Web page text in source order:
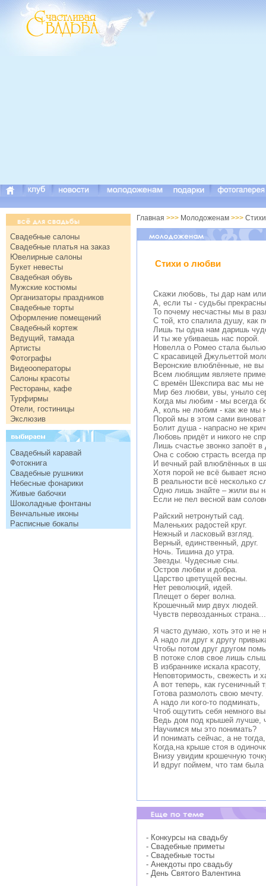
Свадебные салоны
Свадебные платья на заказ
Ювелирные салоны
Букет невесты
Свадебная обувь
Мужские костюмы
Организаторы праздников
Свадебные торты
Оформление помещений
Свадебный кортеж
Ведущий, тамада
Артисты
Фотографы
Видеооператоры
Салоны красоты
Рестораны, кафе
Турфирмы
Отели, гостиницы
Экслюзив
Свадебный каравай
Фотокнига
Свадебные рушники
Небесные фонарики
Живые бабочки
Шоколадные фонтаны
Венчальные иконы
Расписные бокалы
Главная >>> Молодоженам >>>
Стихи о любви
Скажи любовь, ты дар нам
А, если ты - судьбы
То почему несчастны мы в
С той, кто спалила душу, как
Лишь ты одна нам даришь
И ты же убиваешь нас порой.
Новелла о Ромео стала
С красавицей Джульеттой
Веронские влюблённые, не вы
Всем любящим являете
С времён Шекспира вас мы не
Мир без любви, увы, уныло
Когда мы любим - мы всегда
А, коль не любим - как же мы
Порой мы в этом сами
Болит душа - напрасно не
Любовь придёт и никого не
Лишь счастье звонко запоёт
Она с собою страсть всегда
И вечный рай влюблённых в
Хотя порой не всё бывает
В реальности всё несколько
Одно лишь знайте – жили вы
Если не пел весной вам
Райский нетронутый сад.
Маленьких радостей круг.
Нежный и ласковый взгляд.
Верный, единственный, друг.
Ночь. Тишина до утра.
Звезды. Чудесные сны.
Остров любви и добра.
Царство цветущей весны.
Нет революций, идей.
Плещет о берег волна.
Крошечный мир двух людей.
Чувств первозданных страна...
Я часто думаю, хоть это и не
А надо ли друг к другу
Чтобы потом друг другом
В потоке слов свое лишь
В избраннике искала красоту,
Неповторимость, свежесть и
А вот теперь, как гусеничный
Готова размолоть свою мечту.
А надо ли кого-то подминать,
Чтоб ощутить себя немного
Ведь дом под крышей лучше,
Научимся мы это понимать?
И понимать сейчас, а не тогда,
Когда,на крыше стоя в
Внизу увидим крошечную
И вдруг поймем, что там была
- Конкурсы на свадьбу
- Свадебные приметы
- Свадебные тосты
- Анекдоты про свадьбу
- День Святого Валентина